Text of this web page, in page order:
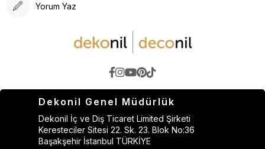
Yorum Yaz
Dekonil Genel Müdürlük
Dekonil İç ve Dış Ticaret Limited Şirketi
Keresteciler Sitesi 22. Sk. 23. Blok No:36
Başakşehir İstanbul TÜRKİYE